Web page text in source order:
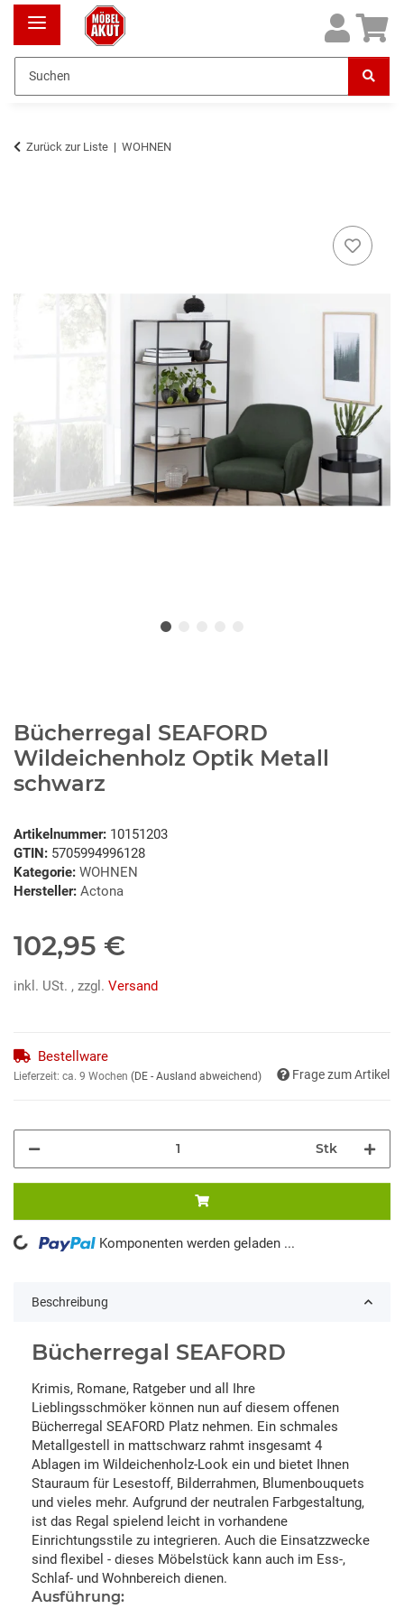
Zurück zur Liste WOHNEN
Bücherregal SEAFORD
Wildeichenholz Optik Metall
schwarz
Artikelnummer: 10151203
GTIN: 5705994996128
Kategorie: WOHNEN
Hersteller: Actona
102,95 €
inkl. USt. , zzgl. Versand
Bestellware
Lieferzeit: ca. 9 Wochen (DE - Ausland abweichend) Frage zum Artikel
Stk
Komponenten werden geladen ...
Beschreibung
Bücherregal SEAFORD
Krimis, Romane, Ratgeber und all Ihre
Lieblingsschmöker können nun auf diesem offenen
Bücherregal SEAFORD Platz nehmen. Ein schmales
Metallgestell in mattschwarz rahmt insgesamt 4
Ablagen im Wildeichenholz-Look ein und bietet Ihnen
Stauraum für Lesestoff, Bilderrahmen, Blumenbouquets
und vieles mehr. Aufgrund der neutralen Farbgestaltung,
ist das Regal spielend leicht in vorhandene
Einrichtungsstile zu integrieren. Auch die Einsatzzwecke
sind flexibel - dieses Möbelstück kann auch im Ess-,
Schlaf- und Wohnbereich dienen.
Ausführung: